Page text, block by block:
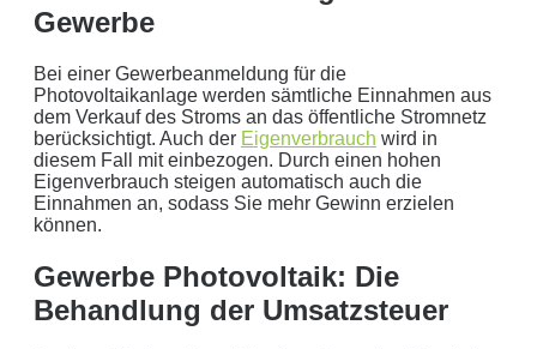
mit den altbewährten
Aus der Region, für die Region. Daher arbeiten wir
nur mit regionalen Partnern und exklusiv für unsere
Kunden in Schleswig-Holstein.
Ihre Daten in guten Händen:
keine Weitergabe an Dritte
sichere Datenübertragung
Gewerbe
Bei einer Gewerbeanmeldung für die
Photovoltaikanlage werden sämtliche Einnahmen aus
dem Verkauf des Stroms an das öffentliche Stromnetz
berücksichtigt. Auch der Eigenverbrauch wird in
diesem Fall mit einbezogen. Durch einen hohen
Eigenverbrauch steigen automatisch auch die
Einnahmen an, sodass Sie mehr Gewinn erzielen
können.
Gewerbe Photovoltaik: Die
Behandlung der Umsatzsteuer